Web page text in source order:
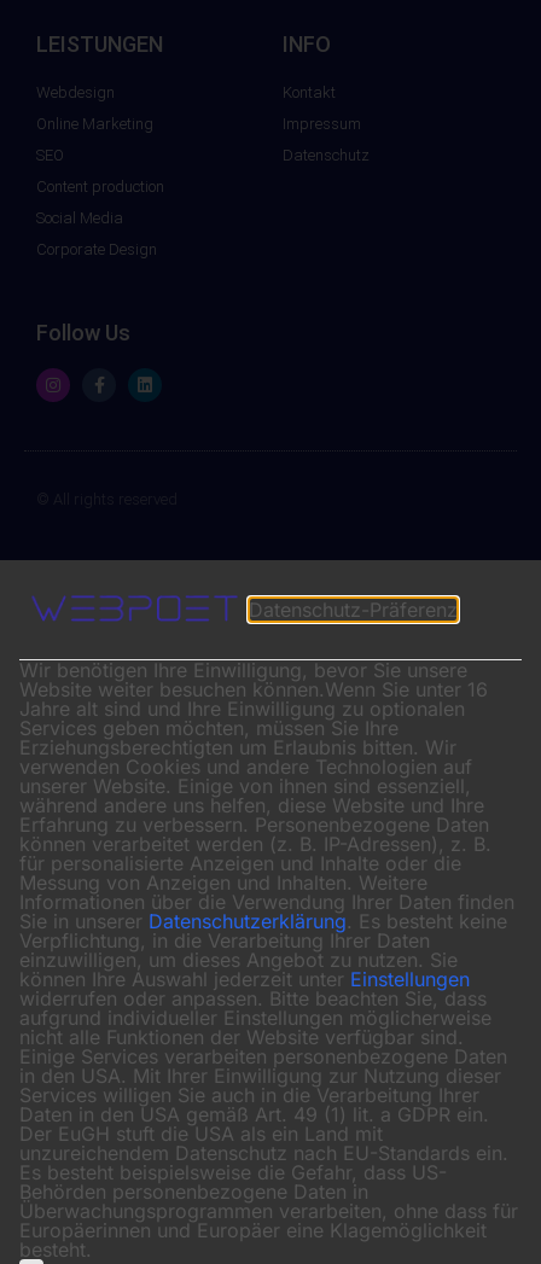
LEISTUNGEN
Webdesign
Online Marketing
SEO
Content production
Social Media
Corporate Design
INFO
Kontakt
Impressum
Datenschutz
Follow Us
Datenschutz-Präferenz
Wir benötigen Ihre Einwilligung, bevor Sie unsere
Website weiter besuchen können.Wenn Sie unter 16
Jahre alt sind und Ihre Einwilligung zu optionalen
Services geben möchten, müssen Sie Ihre
Erziehungsberechtigten um Erlaubnis bitten. Wir
verwenden Cookies und andere Technologien auf
unserer Website. Einige von ihnen sind essenziell,
während andere uns helfen, diese Website und Ihre
Erfahrung zu verbessern. Personenbezogene Daten
können verarbeitet werden (z. B. IP-Adressen), z. B.
für personalisierte Anzeigen und Inhalte oder die
Messung von Anzeigen und Inhalten. Weitere
Informationen über die Verwendung Ihrer Daten finden
Sie in unserer Datenschutzerklärung. Es besteht keine
Verpflichtung, in die Verarbeitung Ihrer Daten
einzuwilligen, um dieses Angebot zu nutzen. Sie
können Ihre Auswahl jederzeit unter Einstellungen
widerrufen oder anpassen. Bitte beachten Sie, dass
aufgrund individueller Einstellungen möglicherweise
nicht alle Funktionen der Website verfügbar sind.
Einige Services verarbeiten personenbezogene Daten
in den USA. Mit Ihrer Einwilligung zur Nutzung dieser
Services willigen Sie auch in die Verarbeitung Ihrer
Daten in den USA gemäß Art. 49 (1) lit. a GDPR ein.
Der EuGH stuft die USA als ein Land mit
unzureichendem Datenschutz nach EU-Standards ein.
Es besteht beispielsweise die Gefahr, dass US-
Behörden personenbezogene Daten in
Überwachungsprogrammen verarbeiten, ohne dass für
Europäerinnen und Europäer eine Klagemöglichkeit
besteht.